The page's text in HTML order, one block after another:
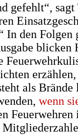
gefehlt“,
den Folgen
blicken
erzählen,
als Brände
wenn